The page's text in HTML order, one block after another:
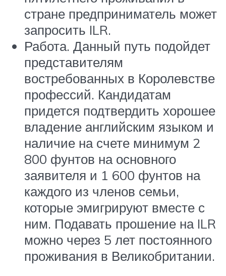
стране предприниматель может
запросить ILR.
Работа. Данный путь подойдет
представителям
востребованных в Королевстве
профессий. Кандидатам
придется подтвердить хорошее
владение английским языком и
наличие на счете минимум 2
800 фунтов на основного
заявителя и 1 600 фунтов на
каждого из членов семьи,
которые эмигрируют вместе с
ним. Подавать прошение на ILR
можно через 5 лет постоянного
проживания в Великобритании.